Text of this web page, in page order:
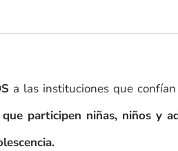
a las instituciones que
participen niñas, niños y